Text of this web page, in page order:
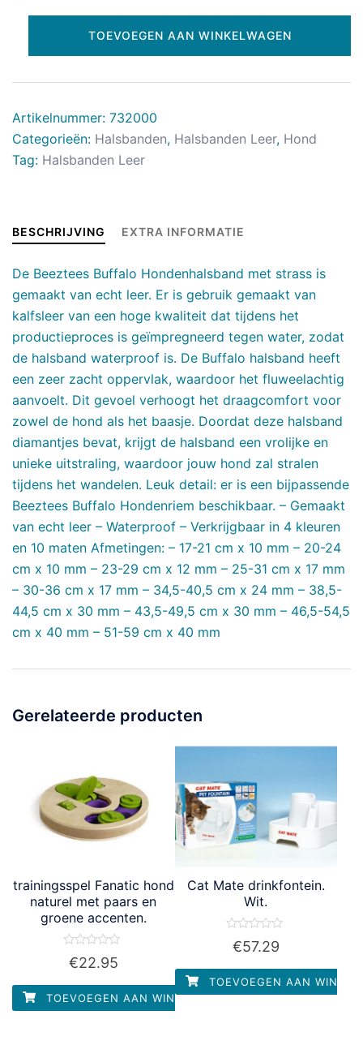
TOEVOEGEN AAN WINKELWAGEN
Artikelnummer: 732000
Categorieën: Halsbanden, Halsbanden Leer, Hond
Tag: Halsbanden Leer
BESCHRIJVING EXTRA INFORMATIE
De Beeztees Buffalo Hondenhalsband met strass is
gemaakt van echt leer. Er is gebruik gemaakt van
kalfsleer van een hoge kwaliteit dat tijdens het
productieproces is geïmpregneerd tegen water, zodat
de halsband waterproof is. De Buffalo halsband heeft
een zeer zacht oppervlak, waardoor het fluweelachtig
aanvoelt. Dit gevoel verhoogt het draagcomfort voor
zowel de hond als het baasje. Doordat deze halsband
diamantjes bevat, krijgt de halsband een vrolijke en
unieke uitstraling, waardoor jouw hond zal stralen
tijdens het wandelen. Leuk detail: er is een bijpassende
Beeztees Buffalo Hondenriem beschikbaar. – Gemaakt
van echt leer – Waterproof – Verkrijgbaar in 4 kleuren
en 10 maten Afmetingen: – 17-21 cm x 10 mm – 20-24
cm x 10 mm – 23-29 cm x 12 mm – 25-31 cm x 17 mm
– 30-36 cm x 17 mm – 34,5-40,5 cm x 24 mm – 38,5-
44,5 cm x 30 mm – 43,5-49,5 cm x 30 mm – 46,5-54,5
cm x 40 mm – 51-59 cm x 40 mm
Gerelateerde producten
trainingsspel Fanatic hond
naturel met paars en
groene accenten.
Waardering
0
5
€22.95
TOEVOEGEN AAN WINKELWAGEN
Cat Mate drinkfontein.
Wit.
Waardering
5
€57.29
TOEVOEGEN AAN